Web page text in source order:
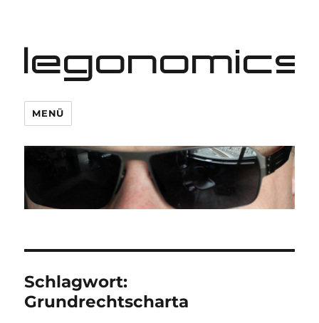
legonomics
MENÜ
Schlagwort:
Grundrechtscharta